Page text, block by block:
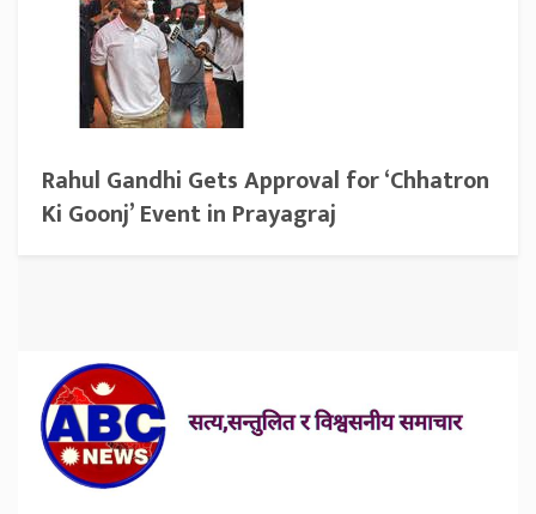
Rahul Gandhi Gets Approval for ‘Chhatron
Ki Goonj’ Event in Prayagraj